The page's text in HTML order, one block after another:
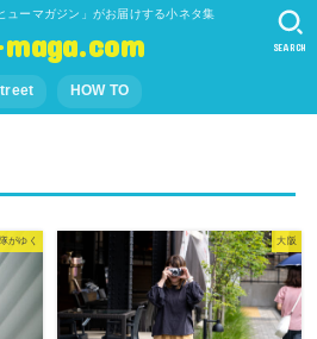
ューマガジン」がお届けする小ネタ集
HOW TO
SEARCH
がゆく 大阪